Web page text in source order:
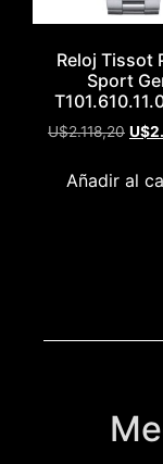
Reloj Tissot
Sport
U$2.118,20 U$
Añadir al